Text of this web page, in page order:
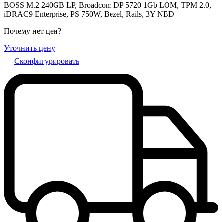
BOSS M.2 240GB LP, Broadcom DP 5720 1Gb LOM, TPM 2.0,
iDRAC9 Enterprise, PS 750W, Bezel, Rails, 3Y NBD
Почему нет цен?
Уточнить цену
Сконфигурировать